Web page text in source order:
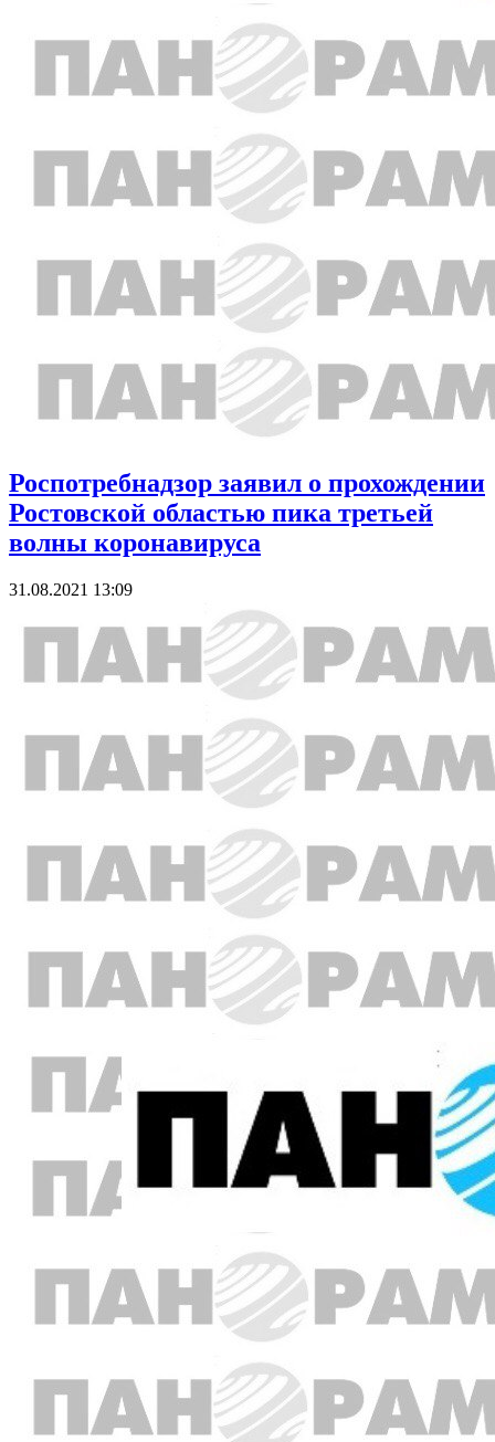
Роспотребнадзор заявил о прохождении
Ростовской областью пика третьей
волны коронавируса
31.08.2021 13:09